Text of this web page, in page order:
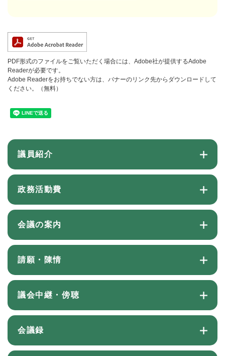
PDF形式のファイルをご覧いただく場合には、Adobe社が提供するAdobe
Readerが必要です。
Adobe Readerをお持ちでない方は、バナーのリンク先からダウンロードして
ください。（無料）
議員紹介
政務活動費
会議の案内
請願・陳情
議会中継・傍聴
会議録